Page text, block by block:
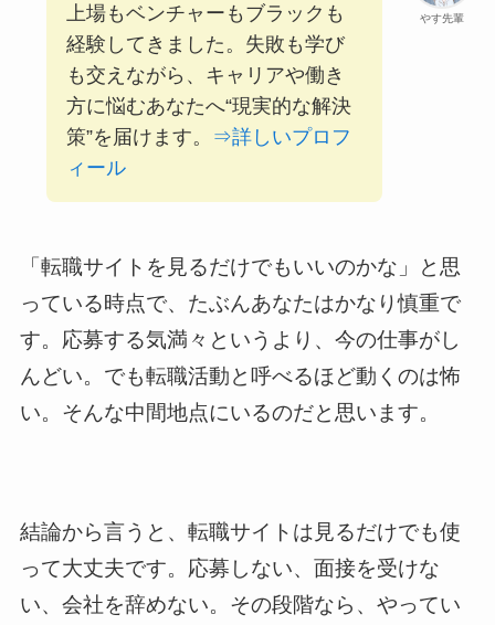
やす先輩
上場もベンチャーもブラックも
経験してきました。失敗も学び
も交えながら、キャリアや働き
方に悩むあなたへ“現実的な解決
策”を届けます。
⇒詳しいプロフ
ィール
「転職サイトを見るだけでもいいのかな」と思
っている時点で、たぶんあなたはかなり慎重で
す。応募する気満々というより、今の仕事がし
んどい。でも転職活動と呼べるほど動くのは怖
い。そんな中間地点にいるのだと思います。
結論から言うと、転職サイトは見るだけでも使
って大丈夫です。応募しない、面接を受けな
い、会社を辞めない。その段階なら、やってい